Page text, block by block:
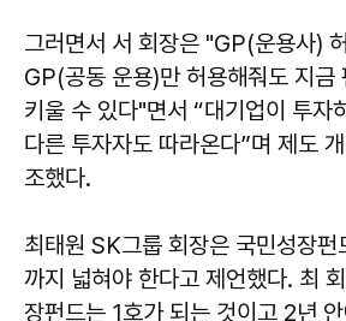
그러면서 서 회장은 "GP(운용사)
GP(공동 운용)만 허용해줘도 지금
키울 수 있다"면서 “대기업이 투자
다른 투자자도 따라온다”며 제도
조했다.
최태원 SK그룹 회장은 국민성장펀
까지 넓혀야 한다고 제언했다. 최
장펀드는 1호가 되는 것이고 2년